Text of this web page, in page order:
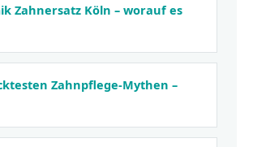
Zahnersatz Köln – worauf es
Zahnpflege-Mythen –